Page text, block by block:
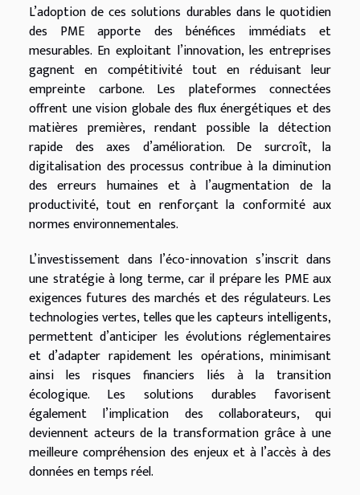
L’adoption de ces solutions durables dans le quotidien
des PME apporte des bénéfices immédiats et
mesurables. En exploitant l’innovation, les entreprises
gagnent en compétitivité tout en réduisant leur
empreinte carbone. Les plateformes connectées
offrent une vision globale des flux énergétiques et des
matières premières, rendant possible la détection
rapide des axes d’amélioration. De surcroît, la
digitalisation des processus contribue à la diminution
des erreurs humaines et à l’augmentation de la
productivité, tout en renforçant la conformité aux
normes environnementales.
L’investissement dans l’éco-innovation s’inscrit dans
une stratégie à long terme, car il prépare les PME aux
exigences futures des marchés et des régulateurs. Les
technologies vertes, telles que les capteurs intelligents,
permettent d’anticiper les évolutions réglementaires
et d’adapter rapidement les opérations, minimisant
ainsi les risques financiers liés à la transition
écologique. Les solutions durables favorisent
également l’implication des collaborateurs, qui
deviennent acteurs de la transformation grâce à une
meilleure compréhension des enjeux et à l’accès à des
données en temps réel.